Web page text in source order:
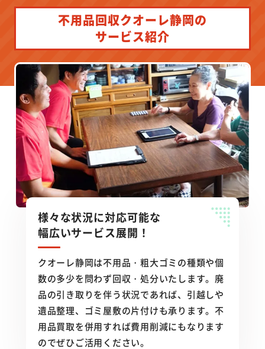
不用品回収クオーレ静岡の
サービス紹介
様々な状況に対応可能な
幅広いサービス展開！
クオーレ静岡は不用品・粗大ゴミの種類や個
数の多少を問わず回収・処分いたします。廃
品の引き取りを伴う状況であれば、引越しや
遺品整理、ゴミ屋敷の片付けも承ります。不
用品買取を併用すれば費用削減にもなります
のでぜひご活用ください。